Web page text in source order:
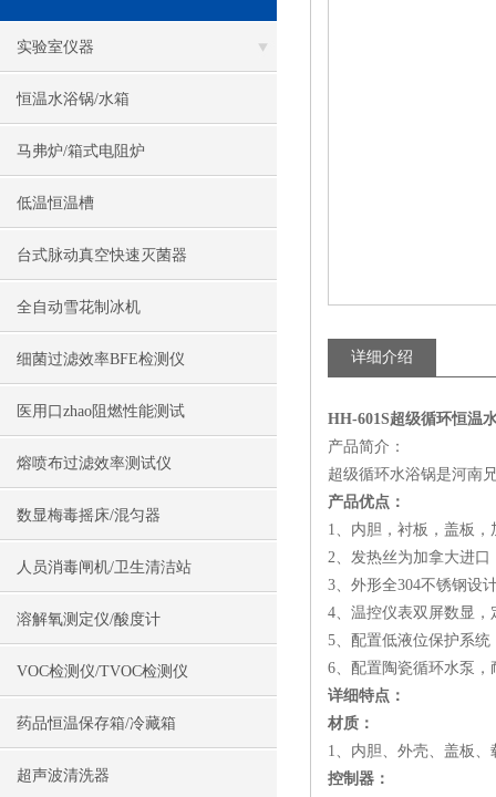
实验室仪器
恒温水浴锅/水箱
马弗炉/箱式电阻炉
低温恒温槽
台式脉动真空快速灭菌器
全自动雪花制冰机
细菌过滤效率BFE检测仪
医用口zhao阻燃性能测试
熔喷布过滤效率测试仪
数显梅毒摇床/混匀器
人员消毒闸机/卫生清洁站
溶解氧测定仪/酸度计
VOC检测仪/TVOC检测仪
药品恒温保存箱/冷藏箱
超声波清洗器
详细介绍
HH-601S超级循环恒温
产品简介：
超级循环水浴锅是河南
产品优点：
1、内胆，衬板，盖板
2、发热丝为加拿大进
3、外形全304不锈钢设
4、温控仪表双屏数显
5、配置低液位保护系
6、配置陶瓷循环水泵
详细特点：
材质：
1、内胆、外壳、盖板
控制器：